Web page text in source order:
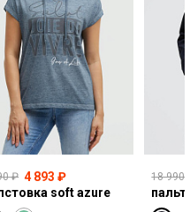
₽ 4 893 ₽
soft azure
18 990